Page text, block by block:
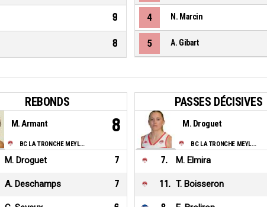
9
8
4 N. Marcin
5 A. Gibart
REBONDS
BC LA TRONCHE MEYLAN
M. Armant 8
M. Droguet 7
A. Deschamps 7
PASSES DÉCISIVES
BC LA TRONCHE MEYLAN
M. Droguet
7. M. Elmira
11 . T. Boisseron